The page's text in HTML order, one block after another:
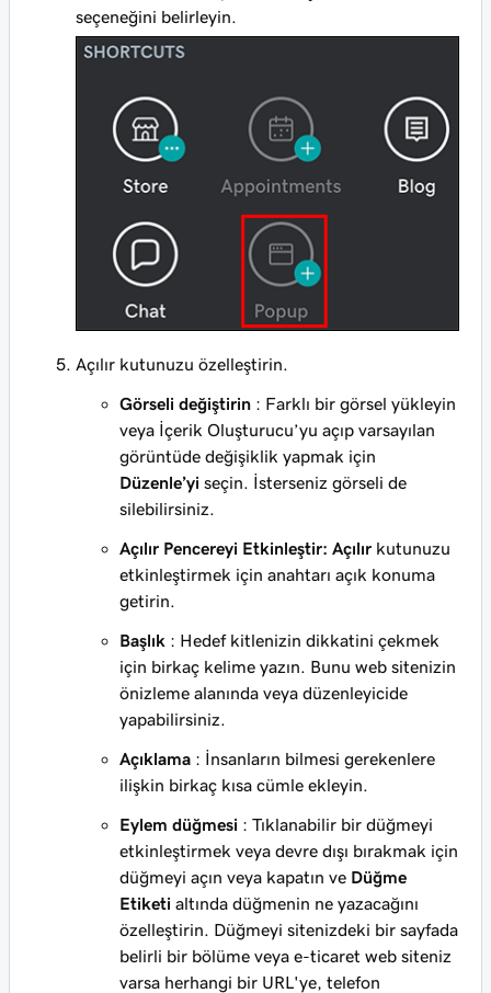
seçeneğini belirleyin.
Açılır kutunuzu özelleştirin.
Görseli değiştirin : Farklı bir görsel yükleyin
veya İçerik Oluşturucu’yu açıp varsayılan
görüntüde değişiklik yapmak için
Düzenle’yi seçin. İsterseniz görseli de
silebilirsiniz.
Açılır Pencereyi Etkinleştir: Açılır kutunuzu
etkinleştirmek için anahtarı açık konuma
getirin.
Başlık : Hedef kitlenizin dikkatini çekmek
için birkaç kelime yazın. Bunu web sitenizin
önizleme alanında veya düzenleyicide
yapabilirsiniz.
Açıklama : İnsanların bilmesi gerekenlere
ilişkin birkaç kısa cümle ekleyin.
Eylem düğmesi : Tıklanabilir bir düğmeyi
etkinleştirmek veya devre dışı bırakmak için
düğmeyi açın veya kapatın ve Düğme
Etiketi altında düğmenin ne yazacağını
özelleştirin. Düğmeyi sitenizdeki bir sayfada
belirli bir bölüme veya e-ticaret web siteniz
varsa herhangi bir URL'ye, telefon